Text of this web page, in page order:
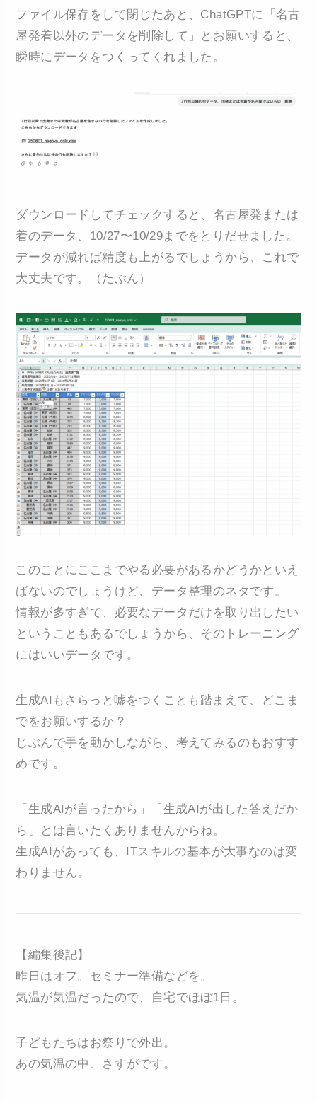
ファイル保存をして閉じたあと、ChatGPTに「名古
屋発着以外のデータを削除して」とお願いすると、
瞬時にデータをつくってくれました。
ダウンロードしてチェックすると、名古屋発または
着のデータ、10/27〜10/29までをとりだせました。
データが減れば精度も上がるでしょうから、これで
大丈夫です。（たぶん）
このことにここまでやる必要があるかどうかといえ
ばないのでしょうけど、データ整理のネタです。
情報が多すぎて、必要なデータだけを取り出したい
ということもあるでしょうから、そのトレーニング
にはいいデータです。
生成AIもさらっと嘘をつくことも踏まえて、どこま
でをお願いするか？
じぶんで手を動かしながら、考えてみるのもおすす
めです。
「生成AIが言ったから」「生成AIが出した答えだか
ら」とは言いたくありませんからね。
生成AIがあっても、ITスキルの基本が大事なのは変
わりません。
【編集後記】
昨日はオフ。セミナー準備などを。
気温が気温だったので、自宅でほぼ1日。
子どもたちはお祭りで外出。
あの気温の中、さすがです。